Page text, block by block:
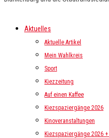
Aktuelles
Aktuelle Artikel
Mein Wahlkreis
Sport
Kiezzeitung
Auf einen Kaffee
Kiezspaziergänge 2026
Kinoveranstaltungen
Kiezspaziergänge 2026